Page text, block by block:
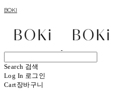
BOKI
Search 검색
Log In 로그인
Cart장바구니